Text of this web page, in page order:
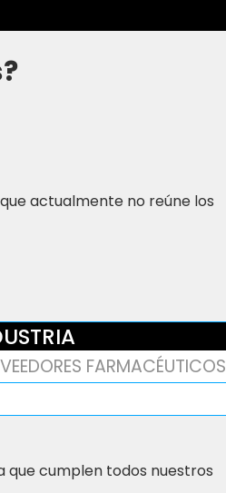
actualmente no reúne los
FARMACÉUTICOS
que cumplen todos nuestros